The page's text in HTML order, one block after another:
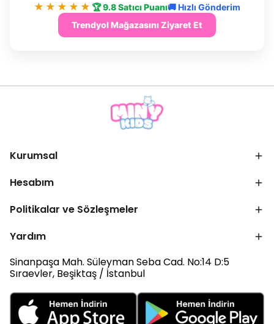
★★★★★ 🏆 9.8 Satıcı Puanı🚚 Hızlı Gönderim
Trendyol Mağazasını Ziyaret Et
Kurumsal
Hesabım
Politikalar ve Sözleşmeler
Yardım
Sinanpaşa Mah. Süleyman Seba Cad. No:14 D:5
Sıraevler, Beşiktaş / İstanbul